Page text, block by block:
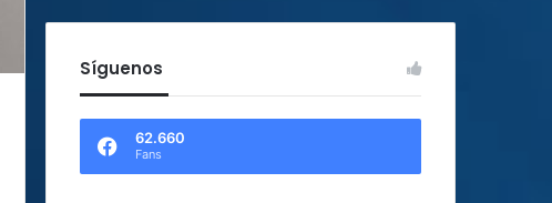
Síguenos
62.660
Fans